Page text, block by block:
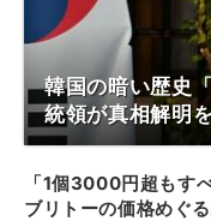
韓国の暗い歴史
統領が真相解明
「1個3000円超もす
ブリトーの価格めぐ